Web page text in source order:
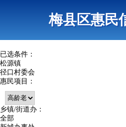
查询指引梅县区惠民
已选条件：
松源镇
径口村委会
惠民项目：
乡镇/街道办：
全部